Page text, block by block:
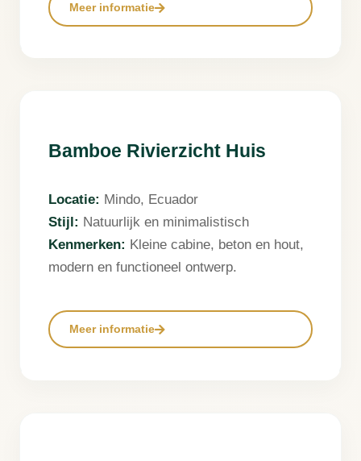
Meer informatie
Bamboe Rivierzicht Huis
Locatie: Mindo, Ecuador
Stijl: Natuurlijk en minimalistisch
Kenmerken: Kleine cabine, beton en hout,
modern en functioneel ontwerp.
Meer informatie